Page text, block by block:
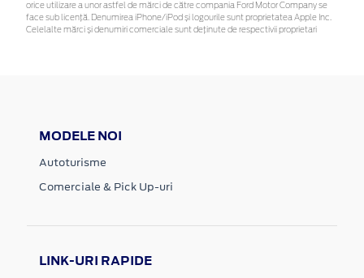
orice utilizare a unor astfel de mărci de către compania Ford Motor Company se
face sub licență. Denumirea iPhone/iPod și logourile sunt proprietatea Apple Inc.
Celelalte mărci și denumiri comerciale sunt deținute de respectivii proprietari
MODELE NOI
Autoturisme
Comerciale & Pick Up-uri
LINK-URI RAPIDE